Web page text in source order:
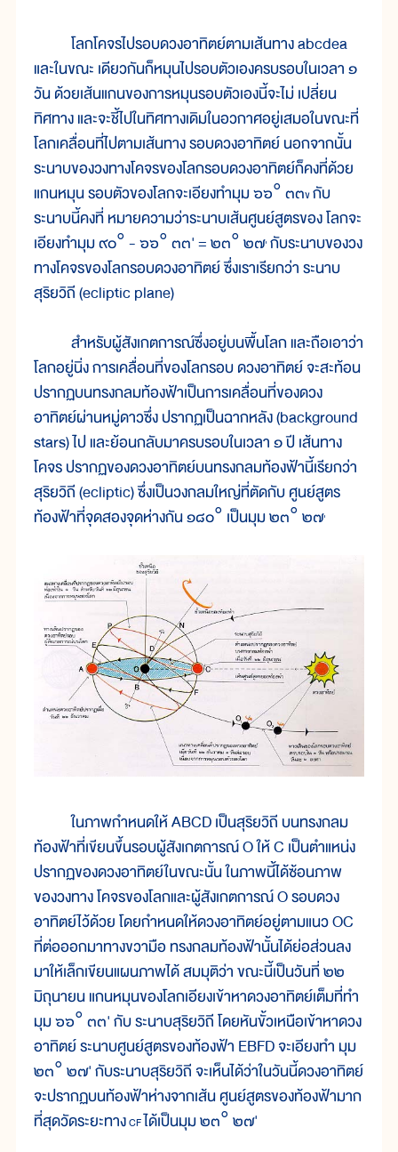
โลกโคจรไปรอบดวงอาทิตย์ตามเส้นทาง abcdea
และในขณะ เดียวกันก็หมุนไปรอบตัวเองครบรอบในเวลา ๑
วัน ด้วยเส้นแกนของการหมุนรอบตัวเองนี้จะไม่ เปลี่ยน
ทิศทาง และจะชี้ไปในทิศทางเดิมในอวกาศอยู่เสมอในขณะที่
โลกเคลื่อนที่ไปตามเส้นทาง รอบดวงอาทิตย์ นอกจากนั้น
ระนาบของวงทางโคจรของโลกรอบดวงอาทิตย์ก็คงที่ด้วย
แกนหมุน รอบตัวของโลกจะเอียงทำมุม ๖๖° ๓๓ขกับ
ระนาบนี้คงที่ หมายความว่าระนาบเส้นศูนย์สูตรของ โลกจะ
เอียงทำมุม ๙๐° - ๖๖° ๓๓' = ๒๓° ๒๗' กับระนาบของวง
ทางโคจรของโลกรอบดวงอาทิตย์ ซึ่งเราเรียกว่า ระนาบ
สุริยวิถี (ecliptic plane)
สำหรับผู้สังเกตการณ์ซึ่งอยู่บนพื้นโลก และถือเอาว่า
โลกอยู่นิ่ง การเคลื่อนที่ของโลกรอบ ดวงอาทิตย์ จะสะท้อน
ปรากฏบนทรงกลมท้องฟ้าเป็นการเคลื่อนที่ของดวง
อาทิตย์ผ่านหมู่ดาวซึ่ง ปรากฏเป็นฉากหลัง (background
stars) ไป และย้อนกลับมาครบรอบในเวลา ๑ ปี เส้นทาง
โคจร ปรากฏของดวงอาทิตย์บนทรงกลมท้องฟ้านี้เรียกว่า
สุริยวิถี (ecliptic) ซึ่งเป็นวงกลมใหญ่ที่ตัดกับ ศูนย์สูตร
ท้องฟ้าที่จุดสองจุดห่างกัน ๑๘๐° เป็นมุม ๒๓° ๒๗'
ในภาพกำหนดให้ ABCD เป็นสุริยวิถี บนทรงกลม
ท้องฟ้าที่เขียนขึ้นรอบผู้สังเกตการณ์ O ให้ C เป็นตำแหน่ง
ปรากฏของดวงอาทิตย์ในขณะนั้น ในภาพนี้ได้ซ้อนภาพ
ของวงทาง โคจรของโลกและผู้สังเกตการณ์ O รอบดวง
อาทิตย์ไว้ด้วย โดยกำหนดให้ดวงอาทิตย์อยู่ตามแนว OC
ที่ต่อออกมาทางขวามือ ทรงกลมท้องฟ้านั้นได้ย่อส่วนลง
มาให้เล็กเขียนแผนภาพได้ สมมุติว่า ขณะนี้เป็นวันที่ ๒๒
มิถุนายน แกนหมุนของโลกเอียงเข้าหาดวงอาทิตย์เต็มที่ทำ
มุม ๖๖° ๓๓' กับ ระนาบสุริยวิถี โดยหันขั้วเหนือเข้าหาดวง
อาทิตย์ ระนาบศูนย์สูตรของท้องฟ้า EBFD จะเอียงทำ มุม
๒๓° ๒๗' กับระนาบสุริยวิถี จะเห็นได้ว่าในวันนี้ดวงอาทิตย์
จะปรากฏบนท้องฟ้าห่างจากเส้น ศูนย์สูตรของท้องฟ้ามาก
ที่สุดวัดระยะทางCFได้เป็นมุม ๒๓° ๒๗'